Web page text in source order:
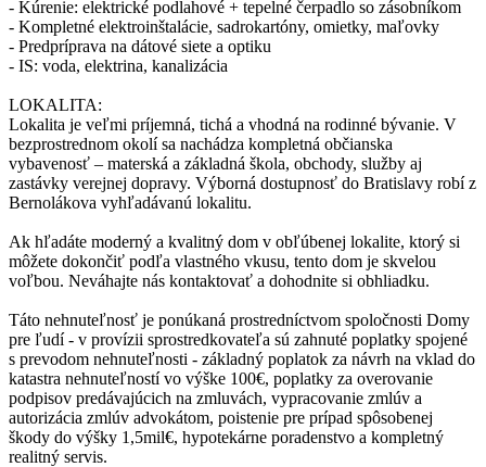
- Kúrenie: elektrické podlahové + tepelné čerpadlo so zásobníkom
- Kompletné elektroinštalácie, sadrokartóny, omietky, maľovky
- Predpríprava na dátové siete a optiku
- IS: voda, elektrina, kanalizácia
LOKALITA:
Lokalita je veľmi príjemná, tichá a vhodná na rodinné bývanie. V
bezprostrednom okolí sa nachádza kompletná občianska
vybavenosť – materská a základná škola, obchody, služby aj
zastávky verejnej dopravy. Výborná dostupnosť do Bratislavy robí z
Bernolákova vyhľadávanú lokalitu.
Ak hľadáte moderný a kvalitný dom v obľúbenej lokalite, ktorý si
môžete dokončiť podľa vlastného vkusu, tento dom je skvelou
voľbou. Neváhajte nás kontaktovať a dohodnite si obhliadku.
Táto nehnuteľnosť je ponúkaná prostredníctvom spoločnosti Domy
pre ľudí - v provízii sprostredkovateľa sú zahnuté poplatky spojené
s prevodom nehnuteľnosti - základný poplatok za návrh na vklad do
katastra nehnuteľností vo výške 100€, poplatky za overovanie
podpisov predávajúcich na zmluvách, vypracovanie zmlúv a
autorizácia zmlúv advokátom, poistenie pre prípad spôsobenej
škody do výšky 1,5mil€, hypotekárne poradenstvo a kompletný
realitný servis.